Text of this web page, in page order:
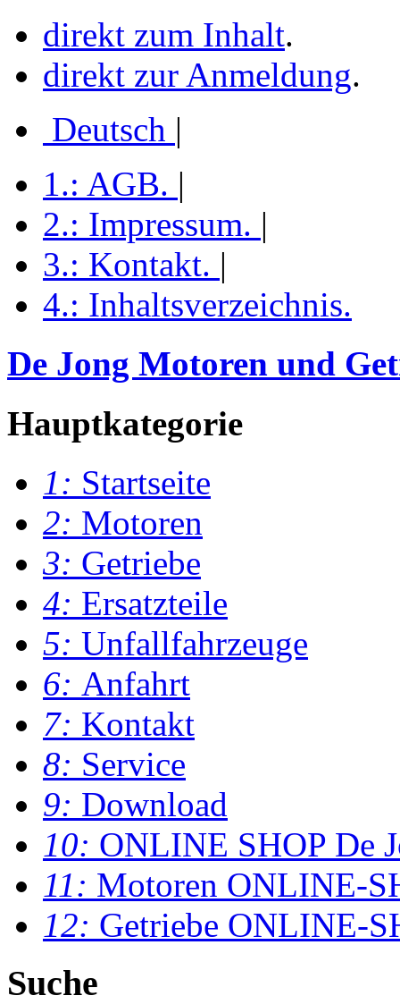
direkt zum Inhalt.
direkt zur Anmeldung.
Deutsch |
1.: AGB. |
2.: Impressum. |
3.: Kontakt. |
4.: Inhaltsverzeichnis.
De Jong Motoren und
Hauptkategorie
1: Startseite
2: Motoren
3: Getriebe
4: Ersatzteile
5: Unfallfahrzeuge
6: Anfahrt
7: Kontakt
8: Service
9: Download
10: ONLINE SHOP De
11: Motoren ONLINE-
12: Getriebe ONLINE-
Suche